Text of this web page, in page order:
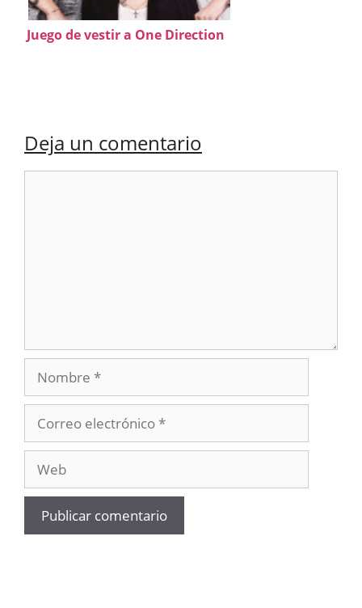
Juego de vestir a One Direction
Deja un comentario
electrónico